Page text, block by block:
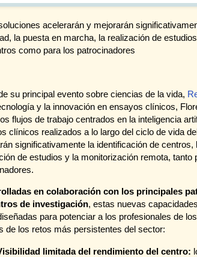
acelerarán y mejorarán
la puesta en marcha, la realización de
como para los patrocinadores
su principal evento sobre ciencias de la vida,
y la innovación en ensayos clínicos,
flujos de trabajo centrados en la inteligencia
clínicos realizados a lo largo del ciclo de vida
significativamente la identificación de
de estudios y la monitorización remota,
en colaboración con los principales
de investigación, estas nuevas
para potenciar a los profesionales de
de los retos más persistentes del sector:
limitada del rendimiento del centro: